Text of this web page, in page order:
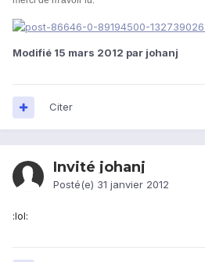
Modifié 15 mars 2012 par johanj
Citer
Invité johanj
Posté(e) 31 janvier 2012
:lol: